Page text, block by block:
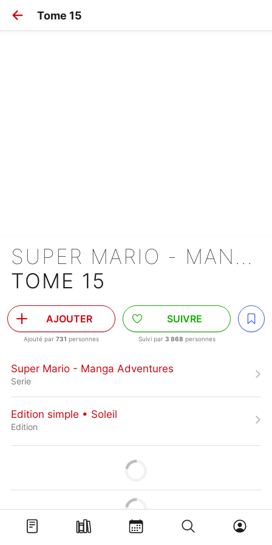
Tome 15
SUPER MARIO - MANGA ADVENTURES
TOME 15
AJOUTER
Ajouté par 731 personnes
SUIVRE
Suivi par 3 868 personnes
Super Mario - Manga Adventures
Serie
Edition simple • Soleil
Edition